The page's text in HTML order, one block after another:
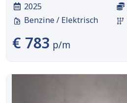
2025
Benzine / Elektrisch
€ 783 p/m